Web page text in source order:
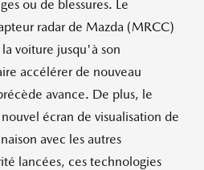
ou de blessures. Le
radar de Mazda (MRCC)
voiture jusqu'à son
accélérer de nouveau
avance. De plus, le
écran de visualisation de
avec les autres
lancées, ces technologies